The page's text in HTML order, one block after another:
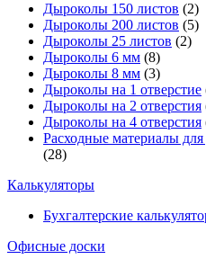
Дыроколы 150 листов (2)
Дыроколы 200 листов (5)
Дыроколы 25 листов (2)
Дыроколы 6 мм (8)
Дыроколы 8 мм (3)
Дыроколы на 1 отверстие
Дыроколы на 2 отверстия
Дыроколы на 4 отверстия
Расходные материалы
(28)
Калькуляторы
Бухгалтерские
Офисные доски